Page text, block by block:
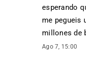
esperando
me pegueis
millones de
Ago 7, 15:00